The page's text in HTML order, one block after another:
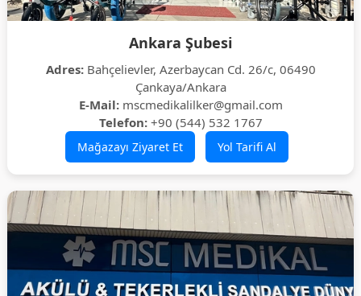
Ankara Şubesi
Adres:Bahçelievler, Azerbaycan Cd. 26/c, 06490
Çankaya/Ankara
E-Mail: mscmedikalilker@gmail.com
Telefon:+90 (544) 532 1767
Mağazayı Ziyaret Et Yol Tarifi Al